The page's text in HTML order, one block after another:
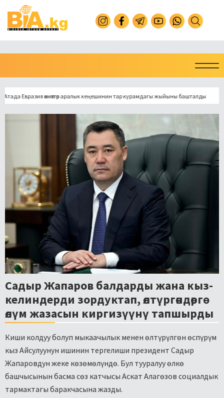
Евразия өкмөттөр аралык кеңешинин тар курамдагы жыйыны башталды
Садыр Жапаров балдарды жана кыз-
келиндерди зордуктап, өлтүргөндөргө
өлүм жазасын киргизүүнү тапшырды
Киши колдуу болуп мыкаачылык менен өлтүрүлгөн өспүрүм
кыз Айсулуунун ишинин тергелиши президент Садыр
Жапаровдун жеке көзөмөлүндө. Бул тууралуу өлкө
башчысынын басма сөз катчысы Аскат Алагөзов социалдык
тармактагы баракчасына жазды.